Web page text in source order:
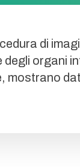
di
degli organi
mostrano